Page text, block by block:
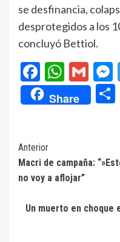
se desfinancia,
desprotegidos a los
concluyó Bettiol.
Facebook
Share
Navegación
de
entradas
Anterior
Macri de campaña:
no voy a aflojar”
Un muerto en choque